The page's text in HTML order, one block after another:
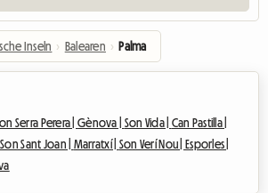
Inseln › Balearen › Palma
Serra Perera |Gènova | Son Vida | Can Pastilla |
Sant Joan | Marratxí | Son Verí Nou |
Esporles |